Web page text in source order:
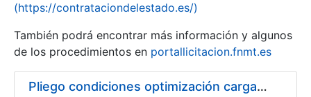
(https://contrataciondelestado.es/)
También podrá encontrar más información y algunos
de los procedimientos en portallicitacion.fnmt.es
Pliego condiciones optimización cargas compras firmado